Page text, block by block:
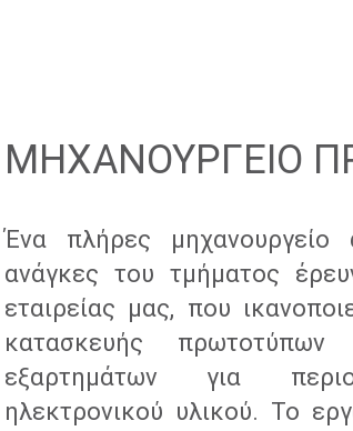
ΜΗΧΑΝΟΥΡΓΕΙΟ
Ένα πλήρες μηχανουργείο
ανάγκες του τμήματος
εταιρείας μας, που
κατασκευής
εξαρτημάτων για
ηλεκτρονικού υλικού. Το